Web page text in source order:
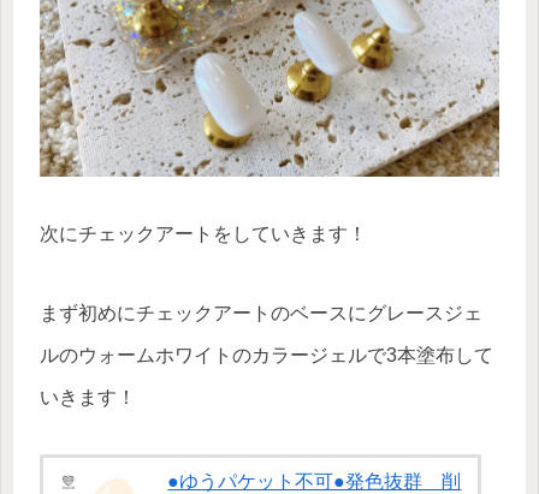
次にチェックアートをしていきます！
まず初めにチェックアートのベースにグレースジェ
ルのウォームホワイトのカラージェルで3本塗布して
いきます！
●ゆうパケット不可●発色抜群 削